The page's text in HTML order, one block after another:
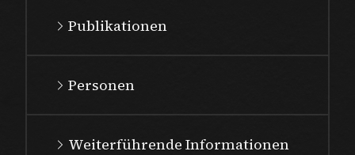
Publikationen
Personen
Weiterführende Informationen